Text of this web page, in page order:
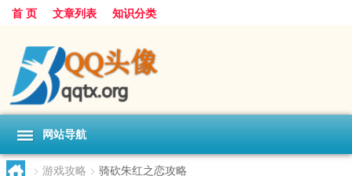
首 页 文章列表 知识分类
网站导航
> 游戏攻略 > 骑砍朱红之恋攻略